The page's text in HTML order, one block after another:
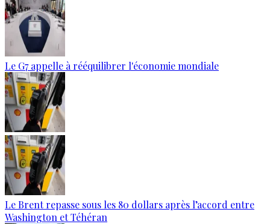
Le G7 appelle à rééquilibrer l'économie mondiale
Le Brent repasse sous les 80 dollars après l’accord entre
Washington et Téhéran